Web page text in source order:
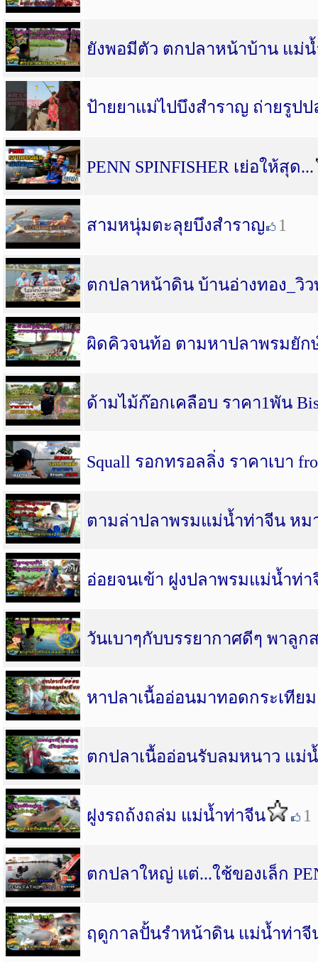
ยังพอมีตัว ตกปลาหน้าบ้าน แม่
ป้ายยาแม่ไปบึงสำราญ ถ่ายรูปป
PENN SPINFISHER เย่อให้สุด...
สามหนุ่มตะลุยบึงสำราญ 1
ตกปลาหน้าดิน บ้านอ่างทอง_วิว
ผิดคิวจนท้อ ตามหาปลาพรมยัก
ด้ามไม้ก๊อกเคลือบ ราคา1พัน
Squall รอกทรอลลิ่ง ราคาเบา
ตามล่าปลาพรมแม่น้ำท่าจีน หม
อ่อยจนเข้า ฝูงปลาพรมแม่น้ำท่า
วันเบาๆกับบรรยากาศดีๆ พาลู
หาปลาเนื้ออ่อนมาทอดกระเทีย
ตกปลาเนื้ออ่อนรับลมหนาว แม่
ฝูงรถถ้งถล่ม แม่น้ำท่าจีน 1
ตกปลาใหญ่ แต่...ใช้ของเล็ก
ฤดูกาลปั้นรำหน้าดิน แม่น้ำท่าจี